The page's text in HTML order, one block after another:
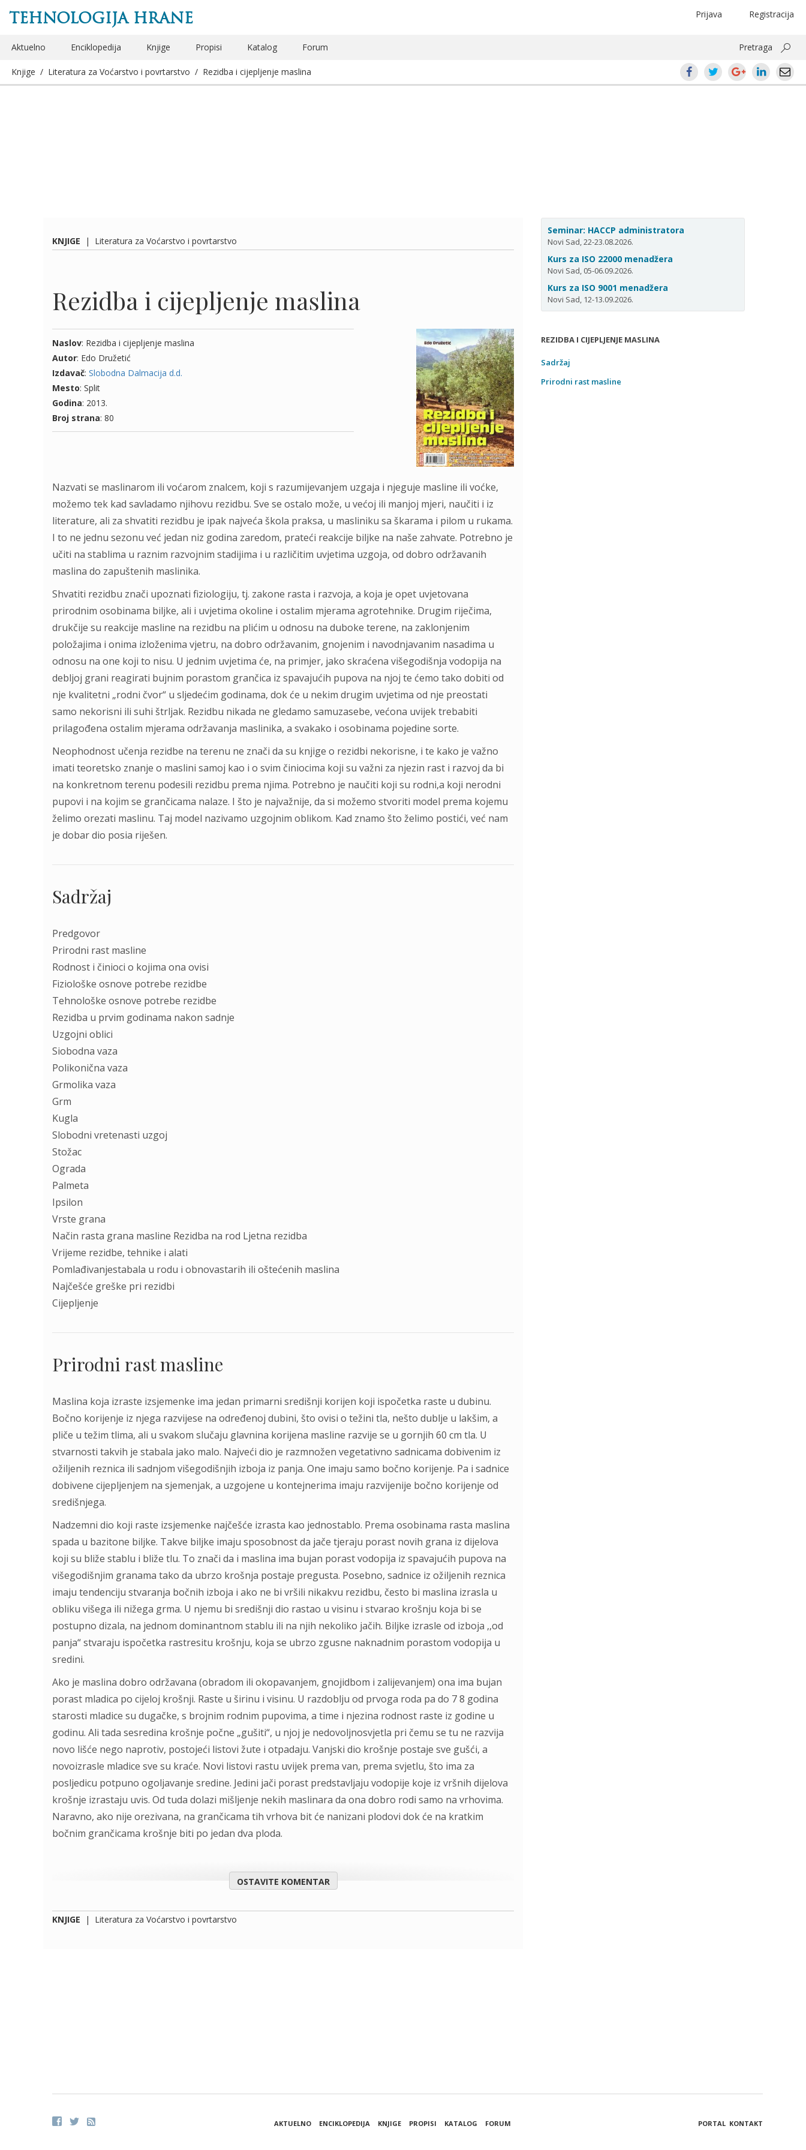
TEHNOLOGIJA HRANE Registracija
Prijava
Aktuelno Enciklopedija Knjige Propisi Katalog Forum Pretraga
Knjige / Literatura za Voćarstvo i povrtarstvo / Rezidba i cijepljenje maslina
KNJIGE | Literatura za Voćarstvo i povrtarstvo
Rezidba i cijepljenje maslina
Naslov: Rezidba i cijepljenje maslina
Autor: Edo Družetić
Izdavač: Slobodna Dalmacija d.d.
Mesto: Split
Godina: 2013.
Broj strana: 80
Nazvati se maslinarom ili voćarom znalcem, koji s razumijevanjem uzgaja i njeguje masline ili voćke,
možemo tek kad savladamo njihovu rezidbu. Sve se ostalo može, u većoj ili manjoj mjeri, naučiti i iz
literature, ali za shvatiti rezidbu je ipak najveća škola praksa, u masliniku sa škarama i pilom u rukama.
I to ne jednu sezonu već jedan niz godina zaredom, prateći reakcije biljke na naše zahvate. Potrebno je
učiti na stablima u raznim razvojnim stadijima i u različitim uvjetima uzgoja, od dobro održavanih
maslina do zapuštenih maslinika.
Shvatiti rezidbu znači upoznati fiziologiju, tj. zakone rasta i razvoja, a koja je opet uvjetovana
prirodnim osobinama biljke, ali i uvjetima okoline i ostalim mjerama agrotehnike. Drugim riječima,
drukčije su reakcije masline na rezidbu na plićim u odnosu na duboke terene, na zaklonjenim
položajima i onima izloženima vjetru, na dobro održavanim, gnojenim i navodnjavanim nasadima u
odnosu na one koji to nisu. U jednim uvjetima će, na primjer, jako skraćena višegodišnja vodopija na
debljoj grani reagirati bujnim porastom grančica iz spavajućih pupova na njoj te ćemo tako dobiti od
nje kvalitetni „rodni čvor“ u sljedećim godinama, dok će u nekim drugim uvjetima od nje preostati
samo nekorisni ili suhi štrljak. Rezidbu nikada ne gledamo samuzasebe, većona uvijek trebabiti
prilagođena ostalim mjerama održavanja maslinika, a svakako i osobinama pojedine sorte.
Neophodnost učenja rezidbe na terenu ne znači da su knjige o rezidbi nekorisne, i te kako je važno
imati teoretsko znanje o maslini samoj kao i o svim činiocima koji su važni za njezin rast i razvoj da bi
na konkretnom terenu podesili rezidbu prema njima. Potrebno je naučiti koji su rodni,a koji nerodni
pupovi i na kojim se grančicama nalaze. I što je najvažnije, da si možemo stvoriti model prema kojemu
želimo orezati maslinu. Taj model nazivamo uzgojnim oblikom. Kad znamo što želimo postići, već nam
je dobar dio posia riješen.
Sadržaj
Predgovor
Prirodni rast masline
Rodnost i činioci o kojima ona ovisi
Fiziološke osnove potrebe rezidbe
Tehnološke osnove potrebe rezidbe
Rezidba u prvim godinama nakon sadnje
Uzgojni oblici
Siobodna vaza
Polikonična vaza
Grmolika vaza
Grm
Kugla
Slobodni vretenasti uzgoj
Stožac
Ograda
Palmeta
Ipsilon
Vrste grana
Način rasta grana masline Rezidba na rod Ljetna rezidba
Vrijeme rezidbe, tehnike i alati
Pomlađivanjestabala u rodu i obnovastarih ili oštećenih maslina
Najčešće greške pri rezidbi
Cijepljenje
Prirodni rast masline
Maslina koja izraste izsjemenke ima jedan primarni središnji korijen koji ispočetka raste u dubinu.
Bočno korijenje iz njega razvijese na određenoj dubini, što ovisi o težini tla, nešto dublje u lakšim, a
pliče u težim tlima, ali u svakom slučaju glavnina korijena masline razvije se u gornjih 60 cm tla. U
stvarnosti takvih je stabala jako malo. Najveći dio je razmnožen vegetativno sadnicama dobivenim iz
ožiljenih reznica ili sadnjom višegodišnjih izboja iz panja. One imaju samo bočno korijenje. Pa i sadnice
dobivene cijepljenjem na sjemenjak, a uzgojene u kontejnerima imaju razvijenije bočno korijenje od
središnjega.
Nadzemni dio koji raste izsjemenke najčešće izrasta kao jednostablo. Prema osobinama rasta maslina
spada u bazitone biljke. Takve biljke imaju sposobnost da jače tjeraju porast novih grana iz dijelova
koji su bliže stablu i bliže tlu. To znači da i maslina ima bujan porast vodopija iz spavajućih pupova na
višegodišnjim granama tako da ubrzo krošnja postaje pregusta. Posebno, sadnice iz ožiljenih reznica
imaju tendenciju stvaranja bočnih izboja i ako ne bi vršili nikakvu rezidbu, često bi maslina izrasla u
obliku višega ili nižega grma. U njemu bi središnji dio rastao u visinu i stvarao krošnju koja bi se
postupno dizala, na jednom dominantnom stablu ili na njih nekoliko jačih. Biljke izrasle od izboja ,,od
panja“ stvaraju ispočetka rastresitu krošnju, koja se ubrzo zgusne naknadnim porastom vodopija u
sredini.
Ako je maslina dobro održavana (obradom ili okopavanjem, gnojidbom i zalijevanjem) ona ima bujan
porast mladica po cijeloj krošnji. Raste u širinu i visinu. U razdoblju od prvoga roda pa do 7 8 godina
starosti mladice su dugačke, s brojnim rodnim pupovima, a time i njezina rodnost raste iz godine u
godinu. Ali tada sesredina krošnje počne „gušiti“, u njoj je nedovoljnosvjetla pri čemu se tu ne razvija
novo lišće nego naprotiv, postojeći listovi žute i otpadaju. Vanjski dio krošnje postaje sve gušći, a
novoizrasle mladice sve su kraće. Novi listovi rastu uvijek prema van, prema svjetlu, što ima za
posljedicu potpuno ogoljavanje sredine. Jedini jači porast predstavljaju vodopije koje iz vršnih dijelova
krošnje izrastaju uvis. Od tuda dolazi mišljenje nekih maslinara da ona dobro rodi samo na vrhovima.
Naravno, ako nije orezivana, na grančicama tih vrhova bit će nanizani plodovi dok će na kratkim
bočnim grančicama krošnje biti po jedan dva ploda.
OSTAVITE KOMENTAR
KNJIGE | Literatura za Voćarstvo i povrtarstvo
Seminar: HACCP administratora
Novi Sad, 22-23.08.2026.
Kurs za ISO 22000 menadžera
Novi Sad, 05-06.09.2026.
Kurs za ISO 9001 menadžera
Novi Sad, 12-13.09.2026.
REZIDBA I CIJEPLJENJE MASLINA
Sadržaj
Prirodni rast masline
AKTUELNO ENCIKLOPEDIJA KNJIGE PROPISI KATALOG FORUM PORTAL KONTAKT